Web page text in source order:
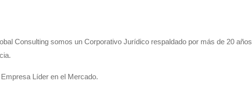
Consulting somos un Corporativo Jurídico respaldado por más de 20 años
Líder en el Mercado.